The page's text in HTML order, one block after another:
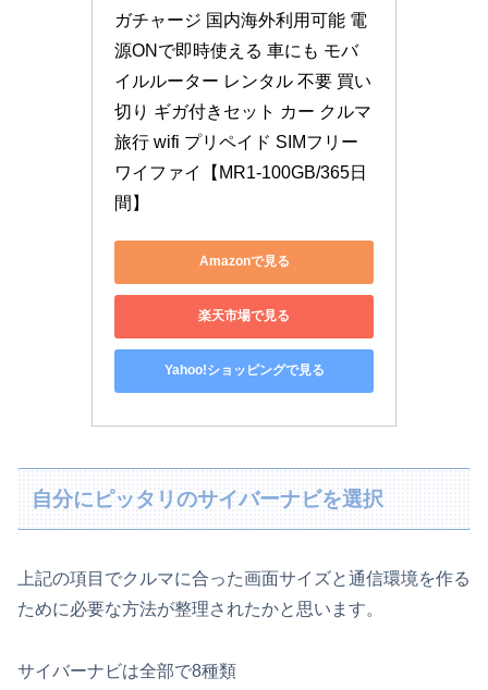
ガチャージ 国内海外利用可能 電
源ONで即時使える 車にも モバ
イルルーター レンタル 不要 買い
切り ギガ付きセット カー クルマ
旅行 wifi プリペイド SIMフリー
ワイファイ【MR1-100GB/365日
間】
Amazonで見る
楽天市場で見る
Yahoo!ショッピングで見る
自分にピッタリのサイバーナビを選択
上記の項目でクルマに合った画面サイズと通信環境を作る
ために必要な方法が整理されたかと思います。
サイバーナビは全部で8種類